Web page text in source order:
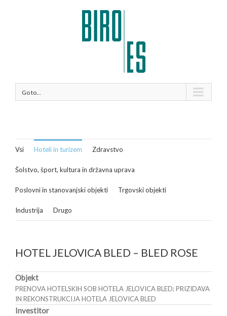
Go to...
Vsi Hoteli in turizem Zdravstvo
Šolstvo, šport, kultura in državna uprava
Poslovni in stanovanjski objekti Trgovski objekti
Industrija Drugo
HOTEL JELOVICA BLED – BLED ROSE
Objekt
PRENOVA HOTELSKIH SOB HOTELA JELOVICA BLED; PRIZIDAVA
IN REKONSTRUKCIJA HOTELA JELOVICA BLED
Investitor